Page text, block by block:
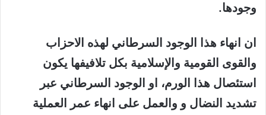
وجودها.
ان انهاء هذا الوجود السرطاني لهذه الاحزاب
والقوى القومية والإسلامية بكل تلافيفها يكون
استئصال هذا الورم، او الوجود السرطاني عبر
تشديد النضال و والعمل على انهاء عمر العملية